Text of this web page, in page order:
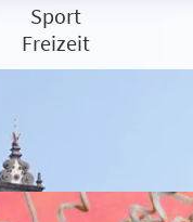
Sport
Freizeit